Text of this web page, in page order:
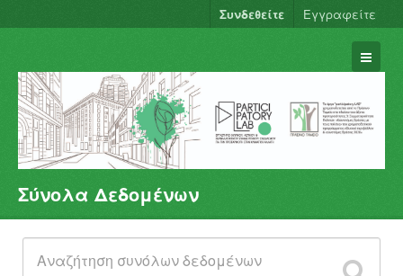
Συνδεθείτε Εγγραφείτε
Σύνολα Δεδομένων
Φορείς
Ομάδες
Σύνολα Δεδομένων